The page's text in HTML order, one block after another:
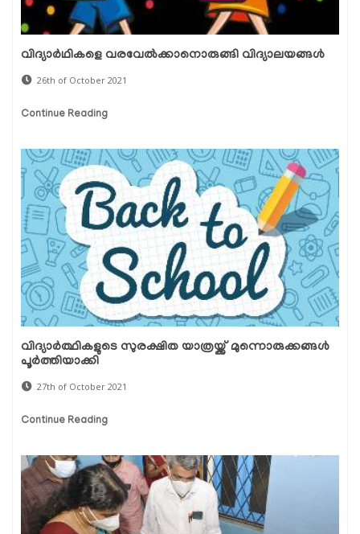
വിദ്യാര്‍ഥികളെ വരവേല്‍ക്കാനൊരുങ്ങി വിദ്യാലയങ്ങള്‍
26th of October 2021
Continue Reading
വിദ്യാര്‍ത്ഥികളുടെ സുരക്ഷിത യാത്രയ്ക്ക് മുന്നൊരുക്കങ്ങള്‍
പൂര്‍ത്തിയാക്കി
27th of October 2021
Continue Reading